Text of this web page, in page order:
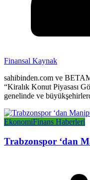
Finansal Kaynak
sahibinden.com ve
“Kiralık Konut Piyasası
genelinde ve
EkonomiFinans Haberleri
Trabzonspor ‘dan